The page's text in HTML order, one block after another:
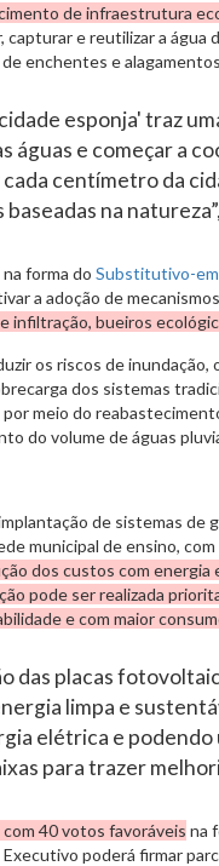
de infraestrutura
capturar e reutilizar a água
enchentes e
esponja' traz
águas e começar a
centímetro da
na
forma do Substitutivo-
a adoção de
infiltração, bueiros
os riscos de inundação,
dos sistemas
meio do
do volume de águas
de sistemas de
municipal de ensino,
dos custos com energia
pode ser realizada
e com maior
das placas
limpa e
elétrica e
para trazer
40 votos favoráveis na
poderá firmar